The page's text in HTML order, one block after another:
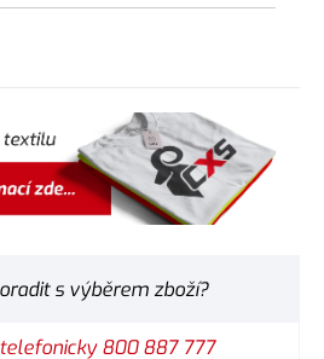
s výběrem zboží?
800 887 777